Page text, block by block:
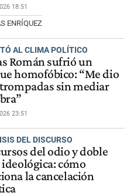
18:51
ENRÍQUEZ
AL CLIMA POLÍTICO
Román sufrió un
homofóbico: “Me dio
sin mediar
23:51
DEL DISCURSO
del odio y doble
ideológica: cómo
la cancelación